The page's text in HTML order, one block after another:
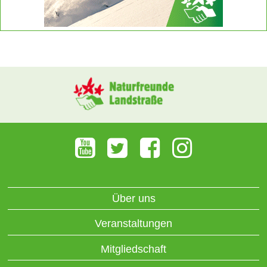
Über uns
Veranstaltungen
Mitgliedschaft